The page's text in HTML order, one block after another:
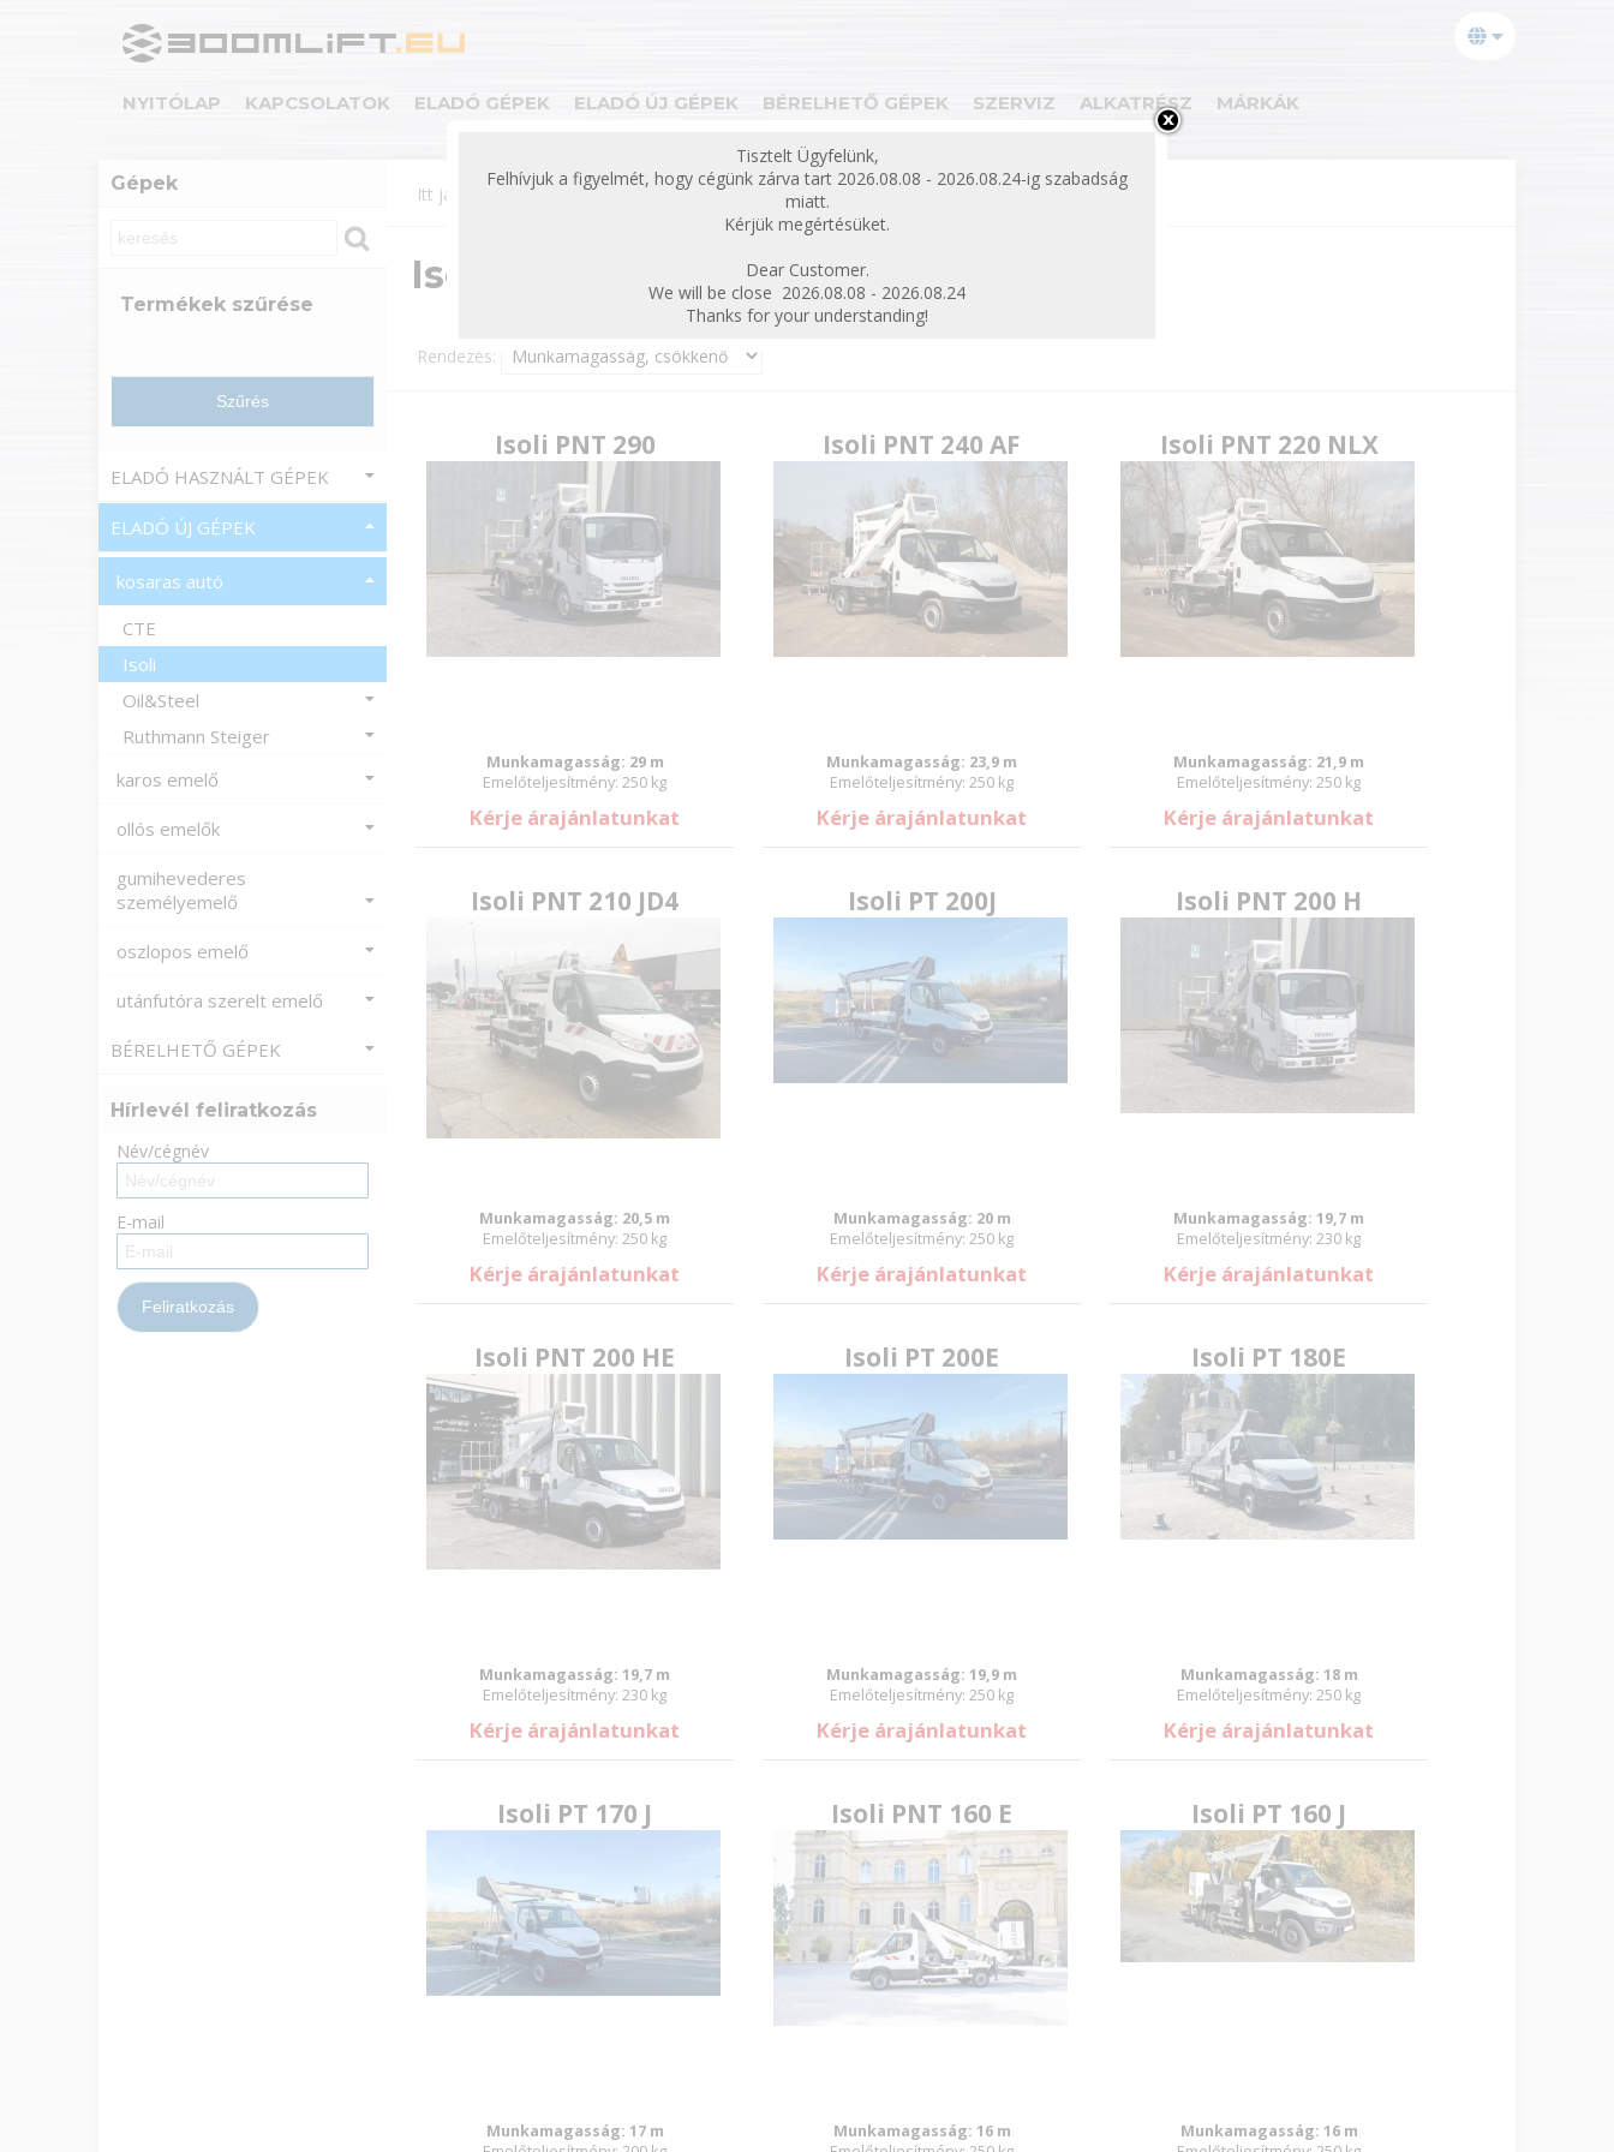
bezárás
Tisztelt Ügyfelünk,
Felhívjuk a figyelmét, hogy cégünk zárva tart 2026.08.08 - 2026.08.24-ig szabadság
miatt.
Kérjük megértésüket.
Dear Customer.
We will be close 2026.08.08 - 2026.08.24
Thanks for your understanding!
NYITÓLAP KAPCSOLATOK ELADÓ GÉPEK ELADÓ ÚJ GÉPEK BÉRELHETŐ GÉPEK SZERVIZ ALKATRÉSZ MÁRKÁK
Itt járok: Gépek Eladó új gépek kosaras autó
Isoli
Rendezés:
Isoli PNT 290
Munkamagasság: 29 m
Emelőteljesítmény: 250 kg
Kérje árajánlatunkat
Isoli PNT 240 AF
Munkamagasság: 23,9 m
Emelőteljesítmény: 250 kg
Kérje árajánlatunkat
Isoli PNT 220 NLX
Munkamagasság: 21,9 m
Emelőteljesítmény: 250 kg
Kérje árajánlatunkat
Isoli PNT 210 JD4
Munkamagasság: 20,5 m
Emelőteljesítmény: 250 kg
Kérje árajánlatunkat
Isoli PT 200J
Munkamagasság: 20 m
Emelőteljesítmény: 250 kg
Kérje árajánlatunkat
Isoli PNT 200 H
Munkamagasság: 19,7 m
Emelőteljesítmény: 230 kg
Kérje árajánlatunkat
Isoli PNT 200 HE
Munkamagasság: 19,7 m
Emelőteljesítmény: 230 kg
Kérje árajánlatunkat
Isoli PT 200E
Munkamagasság: 19,9 m
Emelőteljesítmény: 250 kg
Kérje árajánlatunkat
Isoli PT 180E
Munkamagasság: 18 m
Emelőteljesítmény: 250 kg
Kérje árajánlatunkat
Isoli PT 170 J
Munkamagasság: 17 m
Isoli PNT 160 E
Munkamagasság: 16 m
Isoli PT 160 J
Munkamagasság: 16 m
Gépek
Termékek szűrése
ELADÓ HASZNÁLT GÉPEK
ELADÓ ÚJ GÉPEK
kosaras autó
CTE
Isoli
Oil&Steel
Ruthmann Steiger
karos emelő
ollós emelők
gumihevederes
személyemelő
oszlopos emelő
utánfutóra szerelt emelő
BÉRELHETŐ GÉPEK
Hírlevél feliratkozás
Név/cégnév
E-mail